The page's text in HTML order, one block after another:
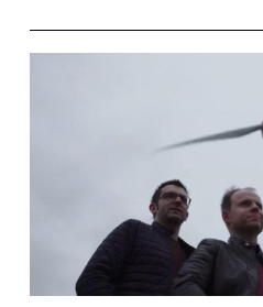
oft in ein rötliches Licht
würden aber dieses
eine von der Erde
die Sonne verschwindet
Erdscheibe. Beobachten
Mondfinsternis, dann
gleichzeitig eine Sonnenfinsternis.
seen from Moon: If at the time of a lunar eclipse,
astronauts were to be on
not actually experience
refraction of light in the
most of any lunar eclipse
bathed in a reddish light.
astronauts would